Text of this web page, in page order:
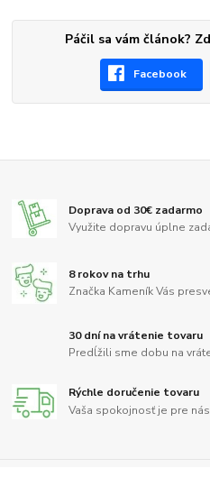
Páčil sa vám článok?
Facebook
Doprava od 30€ zadarmo
Využite dopravu úplne
8 rokov na trhu
Značka Kameník Vás
30 dní na vrátenie tovaru
Predĺžili sme dobu na
Rýchle doručenie tovaru
Vaša spokojnosť je pre